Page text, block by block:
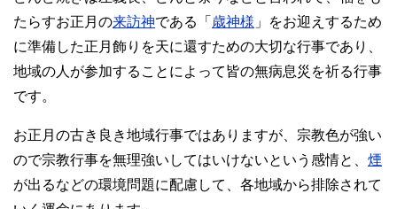
たらすお正月の来訪神である「 歳神様 」をお迎えするため
に準備した正月飾りを天に還すための大切な行事であり、
地域の人が参加することによって皆の無病息災を祈る行事
です。
お正月の古き良き地域行事ではありますが、宗教色が強い
ので宗教行事を無理強いしてはいけないという感情と、 煙
が出るなどの環境問題に配慮して、各地域から排除されて